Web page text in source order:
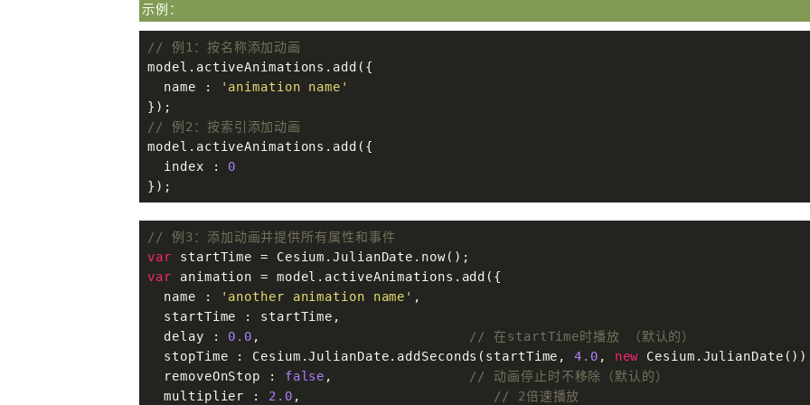
示例：
// 例1：按名称添加动画
model.activeAnimations.add({
  name :
'animation name'
// 例2：按索引添加动画
model.activeAnimations.add({
  index :
0
});
// 例3：添加动画并提供所有属性和事件
var
var animation = model.activeAnimations.add({
  name :
'another animation name' ,
  startTime : startTime,
  delay :
0.0 , // 在startTime时播放 （默认的）
  stopTime : Cesium.JulianDate.addSeconds(startTime,
4.0 , new
  removeOnStop :
false , // 动画停止时不移除（默认的）
  multiplier :
2.0 , // 2倍速播放